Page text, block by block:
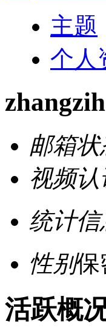
主题
个人
邮箱状
视频认
统计信
性别保
活跃概